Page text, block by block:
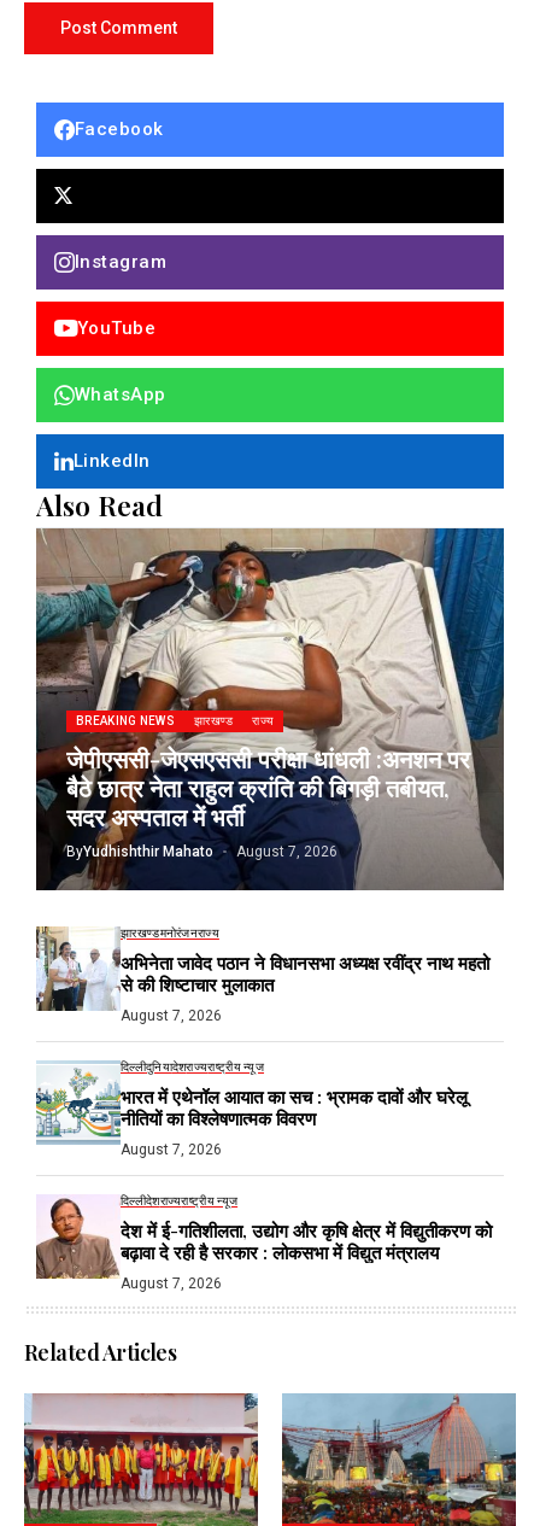
Facebook
Instagram
YouTube
WhatsApp
LinkedIn
Also Read
BREAKING NEWS झारखण्ड राज्य
जेपीएससी-जेएसएससी परीक्षा धांधली :अनशन पर
बैठे छात्र नेता राहुल क्रांति की बिगड़ी तबीयत,
सदर अस्पताल में भर्ती
ByYudhishthir Mahato August 7, 2026
झारखण्डमनोरंजनराज्य
अभिनेता जावेद पठान ने विधानसभा अध्यक्ष रवींद्र नाथ महतो
से की शिष्टाचार मुलाकात
August 7, 2026
दिल्लीदुनियादेशराज्यराष्ट्रीय न्यूज
भारत में एथेनॉल आयात का सच : भ्रामक दावों और घरेलू
नीतियों का विश्लेषणात्मक विवरण
August 7, 2026
दिल्लीदेशराज्यराष्ट्रीय न्यूज
देश में ई-गतिशीलता, उद्योग और कृषि क्षेत्र में विद्युतीकरण को
बढ़ावा दे रही है सरकार : लोकसभा में विद्युत मंत्रालय
August 7, 2026
Related Articles